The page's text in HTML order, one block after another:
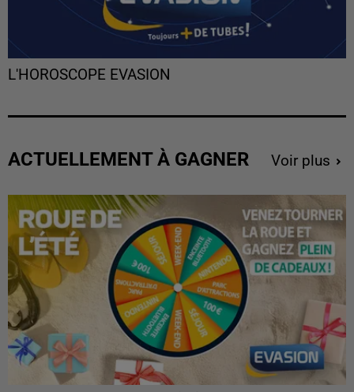
L'HOROSCOPE EVASION
ACTUELLEMENT À GAGNER Voir plus